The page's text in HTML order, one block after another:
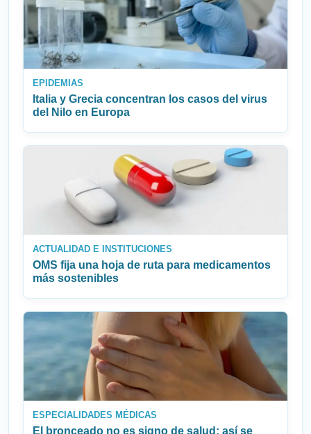
EPIDEMIAS
Italia y Grecia concentran los casos del virus
del Nilo en Europa
ACTUALIDAD E INSTITUCIONES
OMS fija una hoja de ruta para medicamentos
más sostenibles
ESPECIALIDADES MÉDICAS
El bronceado no es signo de salud: así se